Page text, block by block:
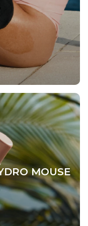
MOUSE